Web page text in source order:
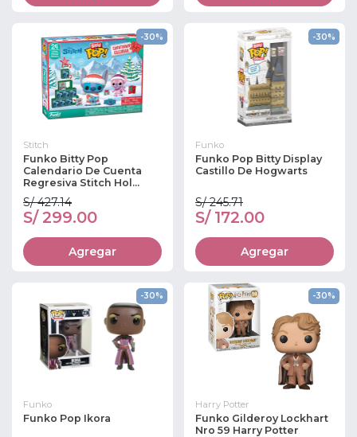
-30%
Stitch
Funko Bitty Pop
Calendario De Cuenta
Regresiva Stitch Hol...
S/ 427.14
S/ 299.00
Agregar
-30%
Funko
Funko Pop Bitty Display
Castillo De Hogwarts
S/ 245.71
S/ 172.00
Agregar
-30%
Funko
Funko Pop Ikora
-30%
Harry Potter
Funko Gilderoy Lockhart
Nro 59 Harry Potter